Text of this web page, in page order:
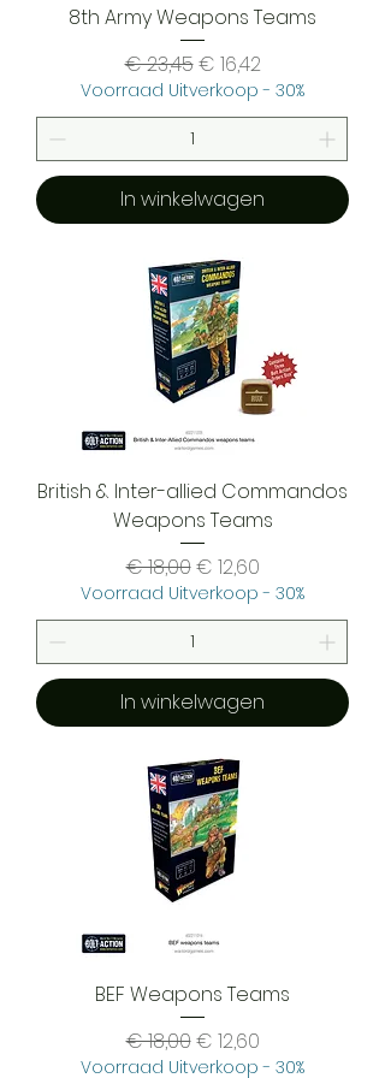
8th Army Weapons Teams
Normale prijs
€ 23,45Verkoopprijs
€ 16,42
Voorraad Uitverkoop - 30%
In winkelwagen
British & Inter-allied Commandos
Weapons Teams
Normale prijs
€ 18,00Verkoopprijs
€ 12,60
Voorraad Uitverkoop - 30%
In winkelwagen
BEF Weapons Teams
Normale prijs
€ 18,00Verkoopprijs
€ 12,60
Voorraad Uitverkoop - 30%